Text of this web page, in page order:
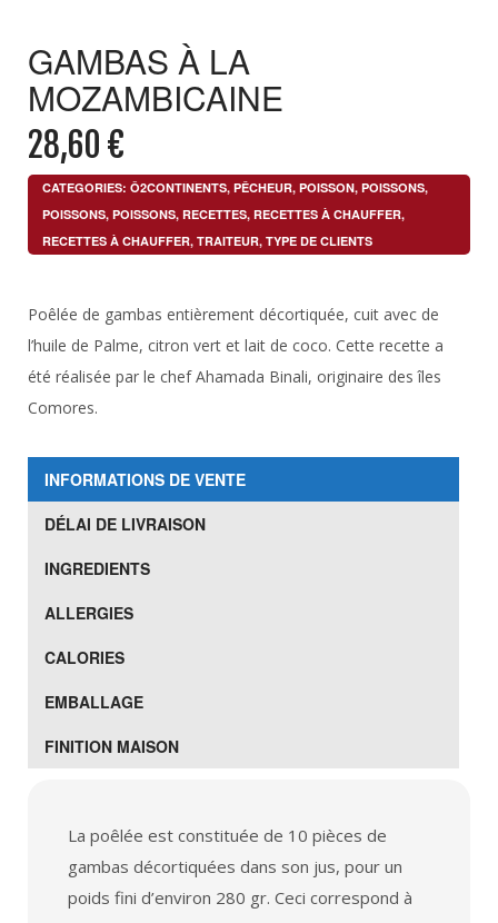
GAMBAS À LA
MOZAMBICAINE
28,60 €
CATEGORIES: Ô2CONTINENTS, PÊCHEUR, POISSON, POISSONS,
POISSONS, POISSONS, RECETTES, RECETTES À CHAUFFER,
RECETTES À CHAUFFER, TRAITEUR, TYPE DE CLIENTS
Poêlée de gambas entièrement décortiquée, cuit avec de
l’huile de Palme, citron vert et lait de coco. Cette recette a
été réalisée par le chef Ahamada Binali, originaire des îles
Comores.
INFORMATIONS DE VENTE
DÉLAI DE LIVRAISON
INGREDIENTS
ALLERGIES
CALORIES
EMBALLAGE
FINITION MAISON
La poêlée est constituée de 10 pièces de
gambas décortiquées dans son jus, pour un
poids fini d’environ 280 gr. Ceci correspond à